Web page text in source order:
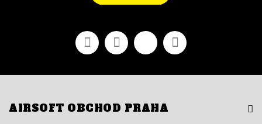
FacebookYouTubeVimeo Instagram
AIRSOFT OBCHOD PRAHA